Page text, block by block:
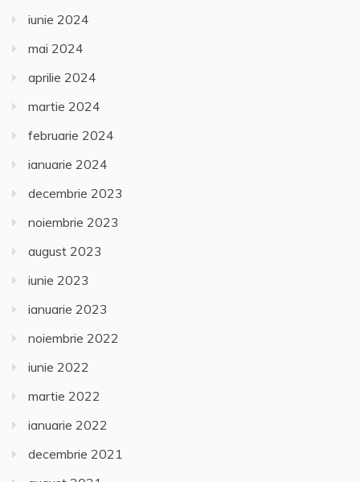
iunie 2024
mai 2024
aprilie 2024
martie 2024
februarie 2024
ianuarie 2024
decembrie 2023
noiembrie 2023
august 2023
iunie 2023
ianuarie 2023
noiembrie 2022
iunie 2022
martie 2022
ianuarie 2022
decembrie 2021